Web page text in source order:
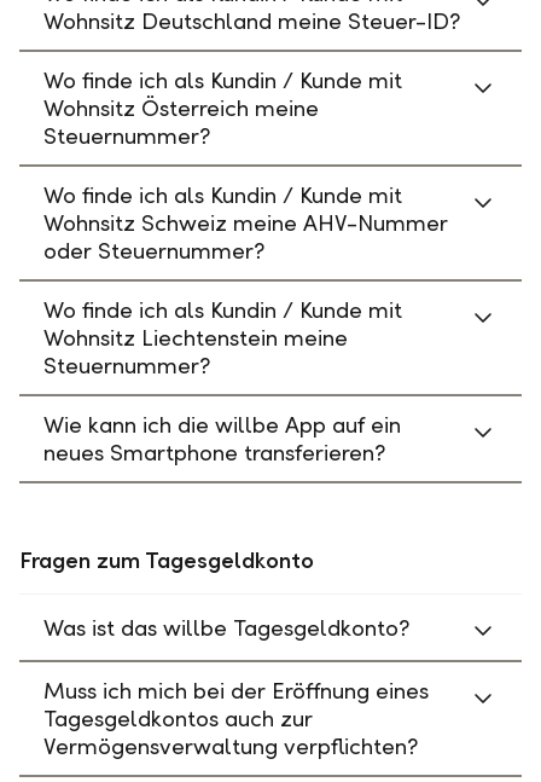
Wohnsitz Deutschland meine Steuer-ID?
Wo finde ich als Kundin / Kunde mit
Wohnsitz Österreich meine
Steuernummer?
Wo finde ich als Kundin / Kunde mit
Wohnsitz Schweiz meine AHV-Nummer
oder Steuernummer?
Wo finde ich als Kundin / Kunde mit
Wohnsitz Liechtenstein meine
Steuernummer?
Wie kann ich die willbe App auf ein
neues Smartphone transferieren?
Fragen zum Tagesgeldkonto
Was ist das willbe Tagesgeldkonto?
Muss ich mich bei der Eröffnung eines
Tagesgeldkontos auch zur
Vermögensverwaltung verpflichten?